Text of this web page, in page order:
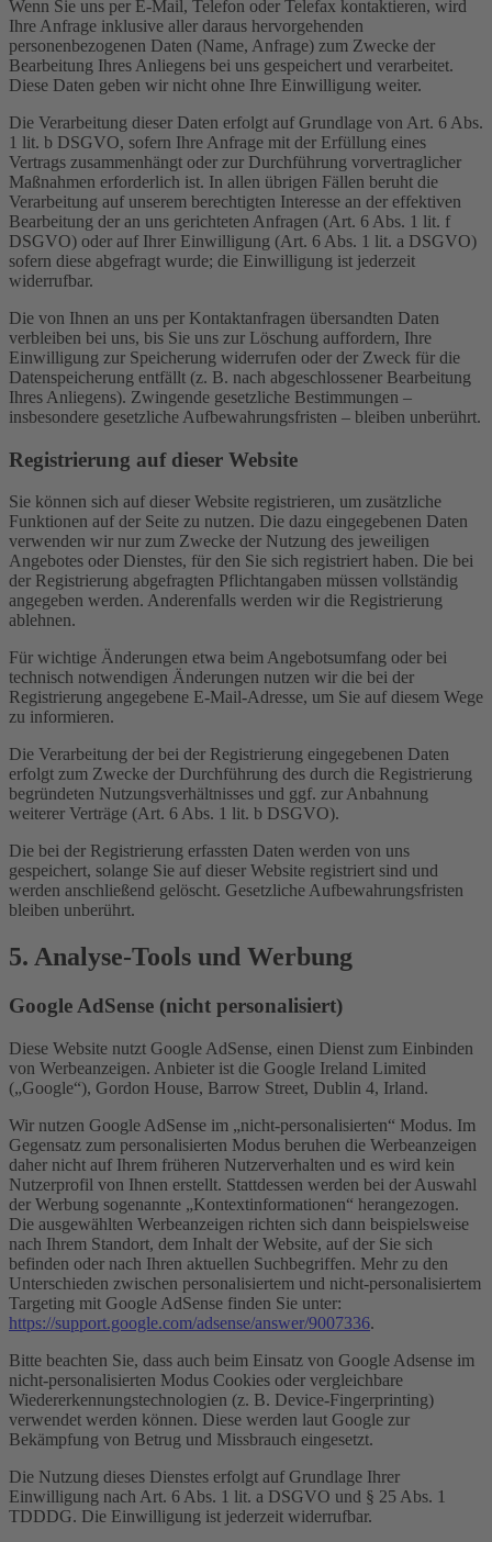
Wenn Sie uns per E-Mail, Telefon oder Telefax kontaktieren, wird
Ihre Anfrage inklusive aller daraus hervorgehenden
personenbezogenen Daten (Name, Anfrage) zum Zwecke der
Bearbeitung Ihres Anliegens bei uns gespeichert und verarbeitet.
Diese Daten geben wir nicht ohne Ihre Einwilligung weiter.
Die Verarbeitung dieser Daten erfolgt auf Grundlage von Art. 6 Abs.
1 lit. b DSGVO, sofern Ihre Anfrage mit der Erfüllung eines
Vertrags zusammenhängt oder zur Durchführung vorvertraglicher
Maßnahmen erforderlich ist. In allen übrigen Fällen beruht die
Verarbeitung auf unserem berechtigten Interesse an der effektiven
Bearbeitung der an uns gerichteten Anfragen (Art. 6 Abs. 1 lit. f
DSGVO) oder auf Ihrer Einwilligung (Art. 6 Abs. 1 lit. a DSGVO)
sofern diese abgefragt wurde; die Einwilligung ist jederzeit
widerrufbar.
Die von Ihnen an uns per Kontaktanfragen übersandten Daten
verbleiben bei uns, bis Sie uns zur Löschung auffordern, Ihre
Einwilligung zur Speicherung widerrufen oder der Zweck für die
Datenspeicherung entfällt (z. B. nach abgeschlossener Bearbeitung
Ihres Anliegens). Zwingende gesetzliche Bestimmungen –
insbesondere gesetzliche Aufbewahrungsfristen – bleiben unberührt.
Registrierung auf dieser Website
Sie können sich auf dieser Website registrieren, um zusätzliche
Funktionen auf der Seite zu nutzen. Die dazu eingegebenen Daten
verwenden wir nur zum Zwecke der Nutzung des jeweiligen
Angebotes oder Dienstes, für den Sie sich registriert haben. Die bei
der Registrierung abgefragten Pflichtangaben müssen vollständig
angegeben werden. Anderenfalls werden wir die Registrierung
ablehnen.
Für wichtige Änderungen etwa beim Angebotsumfang oder bei
technisch notwendigen Änderungen nutzen wir die bei der
Registrierung angegebene E-Mail-Adresse, um Sie auf diesem Wege
zu informieren.
Die Verarbeitung der bei der Registrierung eingegebenen Daten
erfolgt zum Zwecke der Durchführung des durch die Registrierung
begründeten Nutzungsverhältnisses und ggf. zur Anbahnung
weiterer Verträge (Art. 6 Abs. 1 lit. b DSGVO).
Die bei der Registrierung erfassten Daten werden von uns
gespeichert, solange Sie auf dieser Website registriert sind und
werden anschließend gelöscht. Gesetzliche Aufbewahrungsfristen
bleiben unberührt.
5. Analyse-Tools und Werbung
Google AdSense (nicht personalisiert)
Diese Website nutzt Google AdSense, einen Dienst zum Einbinden
von Werbeanzeigen. Anbieter ist die Google Ireland Limited
(„Google“), Gordon House, Barrow Street, Dublin 4, Irland.
Wir nutzen Google AdSense im „nicht-personalisierten“ Modus. Im
Gegensatz zum personalisierten Modus beruhen die Werbeanzeigen
daher nicht auf Ihrem früheren Nutzerverhalten und es wird kein
Nutzerprofil von Ihnen erstellt. Stattdessen werden bei der Auswahl
der Werbung sogenannte „Kontextinformationen“ herangezogen.
Die ausgewählten Werbeanzeigen richten sich dann beispielsweise
nach Ihrem Standort, dem Inhalt der Website, auf der Sie sich
befinden oder nach Ihren aktuellen Suchbegriffen. Mehr zu den
Unterschieden zwischen personalisiertem und nicht-personalisiertem
Targeting mit Google AdSense finden Sie unter:
https://support.google.com/adsense/answer/9007336.
Bitte beachten Sie, dass auch beim Einsatz von Google Adsense im
nicht-personalisierten Modus Cookies oder vergleichbare
Wiedererkennungstechnologien (z. B. Device-Fingerprinting)
verwendet werden können. Diese werden laut Google zur
Bekämpfung von Betrug und Missbrauch eingesetzt.
Die Nutzung dieses Dienstes erfolgt auf Grundlage Ihrer
Einwilligung nach Art. 6 Abs. 1 lit. a DSGVO und § 25 Abs. 1
TDDDG. Die Einwilligung ist jederzeit widerrufbar.